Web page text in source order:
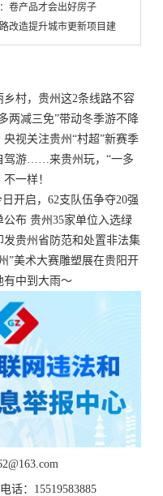
卷产品才会出好房子
改造提升城市更新项目建
村，贵州这2条线路不容
两减三免”带动冬季游不降
视关注贵州“村超”新赛季
驾游……来贵州玩，“一多
一样！
开启，62支队伍争夺20强
公布 贵州35家单位入选绿
贵州省防范和处置非法集
”美术大赛雕塑展在贵阳开
有中到大雨～
话：15519583885